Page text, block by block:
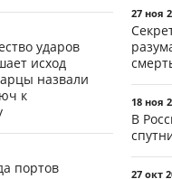
ударов
исход
назвали
к
портов
27 ноя
18 ноя
В
27 окт